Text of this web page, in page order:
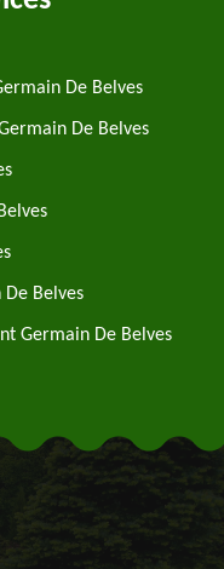
De Belves
De Belves
Belves
Germain De Belves